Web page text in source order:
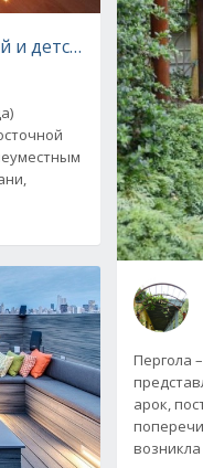
и детской кровати
Пергола
арок,
возникла